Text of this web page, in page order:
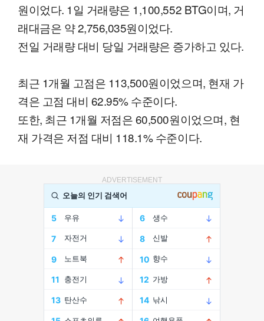
원이었다. 1일 거래량은 1,100,552 BTG이며, 거
래대금은 약 2,756,035원이었다.
전일 거래량 대비 당일 거래량은 증가하고 있다.
최근 1개월 고점은 113,500원이었으며, 현재 가
격은 고점 대비 62.95% 수준이다.
또한, 최근 1개월 저점은 60,500원이었으며, 현
재 가격은 저점 대비 118.1% 수준이다.
ADVERTISEMENT